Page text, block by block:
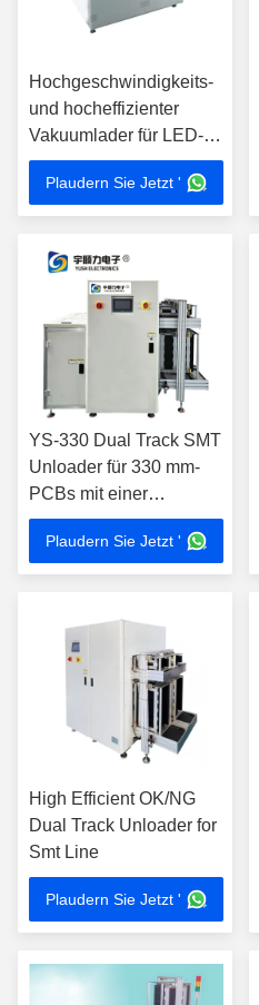
Hochgeschwindigkeits-
und hocheffizienter
Vakuumlader für LED-
Leuchten
Plaudern Sie Jetzt '
YS-330 Dual Track SMT
Unloader für 330 mm-
PCBs mit einer
Kapazität von 50 Platten
Plaudern Sie Jetzt '
High Efficient OK/NG
Dual Track Unloader for
Smt Line
Plaudern Sie Jetzt '